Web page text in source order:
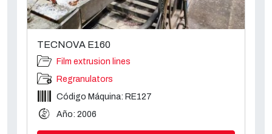
TECNOVA E160
Film extrusion lines
Regranulators
Código Máquina: RE127
Año: 2006